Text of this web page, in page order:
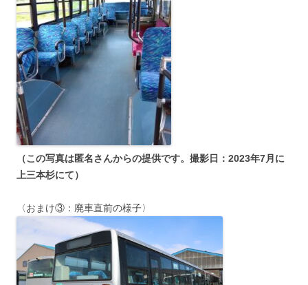
（この写真は匿名さんからの提供です。撮影日：2023年7月に
上三本杉にて）
〈おまけ③：廃車直前の様子〉